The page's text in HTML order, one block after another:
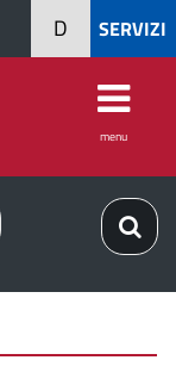
SERVIZI
D
menu